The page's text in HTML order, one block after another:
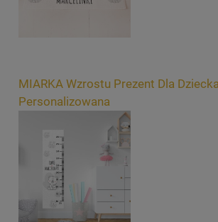
MIARKA Wzrostu Prezent Dla
Personalizowana